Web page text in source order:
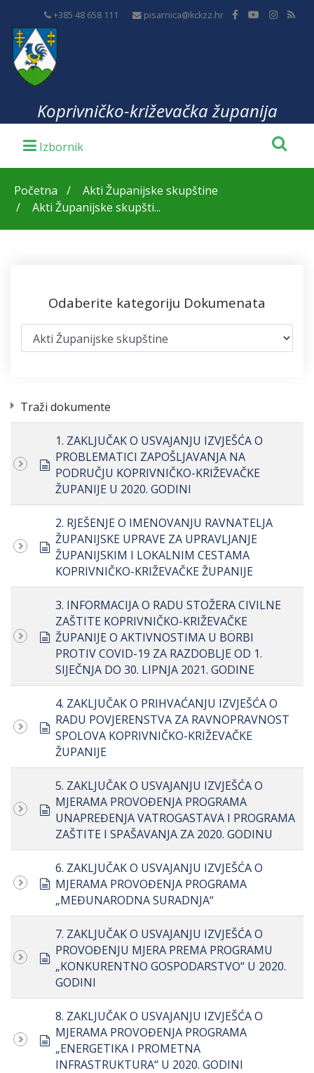
+385 48 658 111 pisarnica@kckzz.hr
Koprivničko-križevačka županija
Početna
Akti Županijske skupštine
Akti Županijske skupšti...
Odaberite kategoriju Dokumenata
Traži dokumente
document
1. ZAKLJUČAK O USVAJANJU IZVJEŠĆA O
PROBLEMATICI ZAPOŠLJAVANJA NA
PODRUČJU KOPRIVNIČKO-KRIŽEVAČKE
ŽUPANIJE U 2020. GODINI
document
2. RJEŠENJE O IMENOVANJU RAVNATELJA
ŽUPANIJSKE UPRAVE ZA UPRAVLJANJE
ŽUPANIJSKIM I LOKALNIM CESTAMA
KOPRIVNIČKO-KRIŽEVAČKE ŽUPANIJE
document
3. INFORMACIJA O RADU STOŽERA CIVILNE
ZAŠTITE KOPRIVNIČKO-KRIŽEVAČKE
ŽUPANIJE O AKTIVNOSTIMA U BORBI
PROTIV COVID-19 ZA RAZDOBLJE OD 1.
SIJEČNJA DO 30. LIPNJA 2021. GODINE
document
4. ZAKLJUČAK O PRIHVAĆANJU IZVJEŠĆA O
RADU POVJERENSTVA ZA RAVNOPRAVNOST
SPOLOVA KOPRIVNIČKO-KRIŽEVAČKE
ŽUPANIJE
document
5. ZAKLJUČAK O USVAJANJU IZVJEŠĆA O
MJERAMA PROVOĐENJA PROGRAMA
UNAPREĐENJA VATROGASTAVA I PROGRAMA
ZAŠTITE I SPAŠAVANJA ZA 2020. GODINU
document
6. ZAKLJUČAK O USVAJANJU IZVJEŠĆA O
MJERAMA PROVOĐENJA PROGRAMA
„MEĐUNARODNA SURADNJA“
document
7. ZAKLJUČAK O USVAJANJU IZVJEŠĆA O
PROVOĐENJU MJERA PREMA PROGRAMU
„KONKURENTNO GOSPODARSTVO“ U 2020.
GODINI
document
8. ZAKLJUČAK O USVAJANJU IZVJEŠĆA O
MJERAMA PROVOĐENJA PROGRAMA
„ENERGETIKA I PROMETNA
INFRASTRUKTURA“ U 2020. GODINI